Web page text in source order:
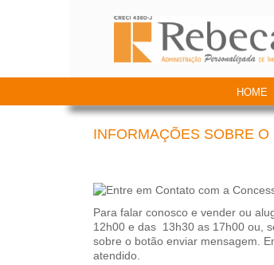
HOME
INFORMAÇÕES SOBRE O
Para falar conosco e vender ou
12h00 e das 13h30 as 17h00 ou,
sobre o botão enviar mensagem.
atendido.